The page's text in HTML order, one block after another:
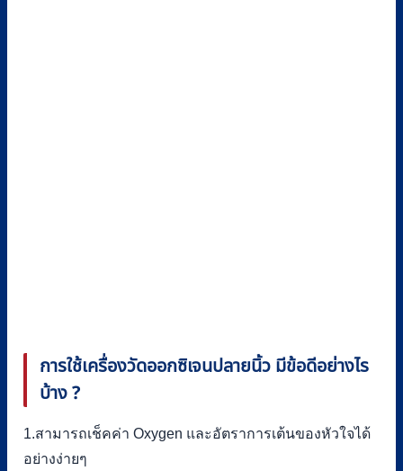
การใช้เครื่องวัดออกซิเจนปลายนิ้ว มีข้อดีอย่างไร
บ้าง ?
1.สามารถเช็คค่า Oxygen และอัตราการเต้นของหัวใจได้
อย่างง่ายๆ